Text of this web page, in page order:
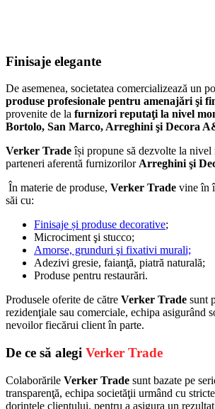
Finisaje elegante
De asemenea, societatea comercializează un
produse profesionale pentru amenajări şi
provenite de la furnizori reputaţi la nivel
Bortolo, San Marco, Arreghini şi Decora
Verker Tradeîși propune să dezvolte la nivel
parteneri aferentă furnizorilor Arreghini şi
În materie de produse, Verker Trade vine în
săi cu:
Finisaje și produse decorative;
Microciment şi stucco;
Amorse, grunduri şi fixativi murali;
Adezivi gresie, faianţă, piatră naturală;
Produse pentru restaurări.
Produsele oferite de către Verker Trade sunt
rezidenţiale sau comerciale, echipa asigurând
nevoilor fiecărui client în parte.
De ce să alegi Verker Trade
Colaborările Verker Trade sunt bazate pe
transparenţă, echipa societăţii urmând cu
dorinţele clientului, pentru a asigura un